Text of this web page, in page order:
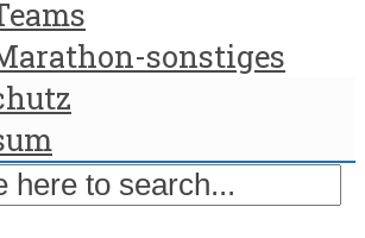
sonstiges